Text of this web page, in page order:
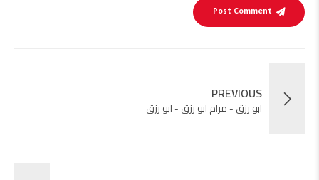
Post Comment
PREVIOUS
ابو رزق - مرام ابو رزق - ابو رزق